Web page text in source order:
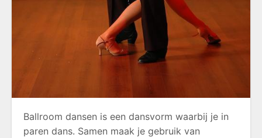
Ballroom dansen is een dansvorm waarbij je in
paren dans. Samen maak je gebruik van